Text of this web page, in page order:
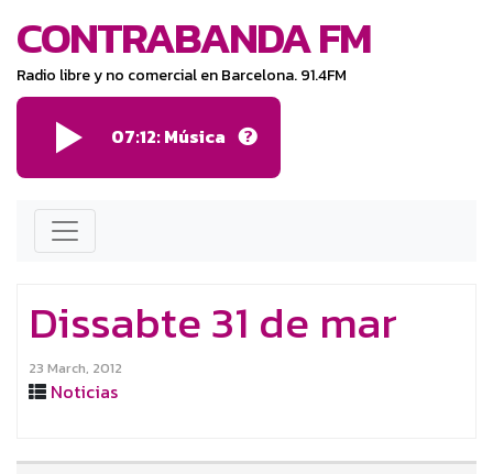
CONTRABANDA FM
Radio libre y no comercial en Barcelona. 91.4FM
07:12: Música
Dissabte 31 de mar
23 March, 2012
Noticias